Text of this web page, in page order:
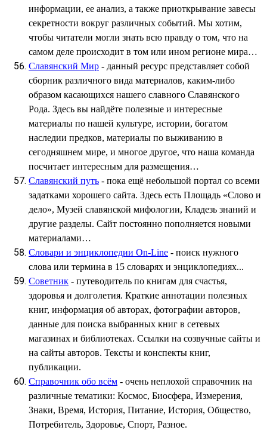
информации, ее анализ, а также приоткрывание завесы
секретности вокруг различных событий. Мы хотим,
чтобы читатели могли знать всю правду о том, что на
самом деле происходит в том или ином регионе мира…
Славянский Мир - данный ресурс представляет собой
сборник различного вида материалов, каким-либо
образом касающихся нашего славного Славянского
Рода. Здесь вы найдёте полезные и интересные
материалы по нашей культуре, истории, богатом
наследии предков, материалы по выживанию в
сегодняшнем мире, и многое другое, что наша команда
посчитает интересным для размещения…
Славянский путь - пока ещё небольшой портал со всеми
задатками хорошего сайта. Здесь есть Площадь «Слово и
дело», Музей славянской мифологии, Кладезь знаний и
другие разделы. Сайт постоянно пополняется новыми
материалами…
Словари и энциклопедии On-Line - поиск нужного
слова или термина в 15 словарях и энциклопедиях...
Советник - путеводитель по книгам для счастья,
здоровья и долголетия. Краткие аннотации полезных
книг, информация об авторах, фотографии авторов,
данные для поиска выбранных книг в сетевых
магазинах и библиотеках. Ссылки на созвучные сайты и
на сайты авторов. Тексты и конспекты книг,
публикации.
Справочник обо всём - очень неплохой справочник на
различные тематики: Космос, Биосфера, Измерения,
Знаки, Время, История, Питание, История, Общество,
Потребитель, Здоровье, Спорт, Разное.